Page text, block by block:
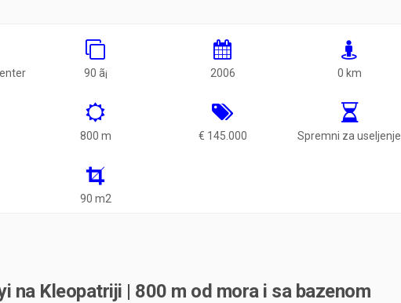
90 ã¡ 2006 0 km
800 m € 145.000 Spremni za useljenje
90 m2
na Kleopatriji | 800 m od mora i sa bazenom